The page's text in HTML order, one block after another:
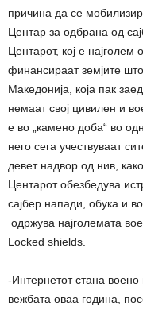
причина да се
Центар за одбрана од
Центарот, кој е
финансираат земјите
Македонија, која пак
немаат свој цивилен и
е во „камено доба“ во
него сега учествуваат
девет надвор од нив,
Центарот обезбедува
сајбер напади, обука и
одржува најголемата
Locked shields.
-Интернетот стана
вежбата оваа година,